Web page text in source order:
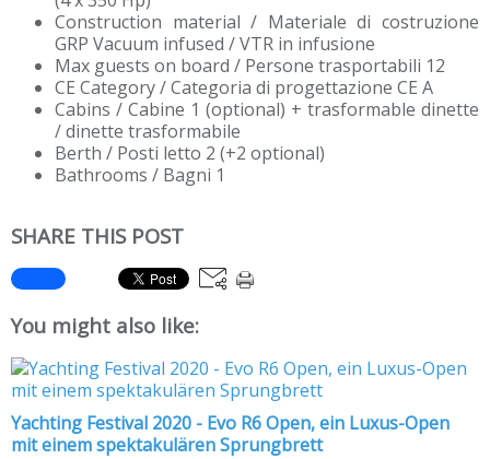
Construction material / Materiale di costruzione
GRP Vacuum infused / VTR in infusione
Max guests on board / Persone trasportabili 12
CE Category / Categoria di progettazione CE A
Cabins / Cabine 1 (optional) + trasformable dinette
/ dinette trasformabile
Berth / Posti letto 2 (+2 optional)
Bathrooms / Bagni 1
SHARE THIS POST
You might also like:
Yachting Festival 2020 - Evo R6 Open, ein Luxus-Open
mit einem spektakulären Sprungbrett